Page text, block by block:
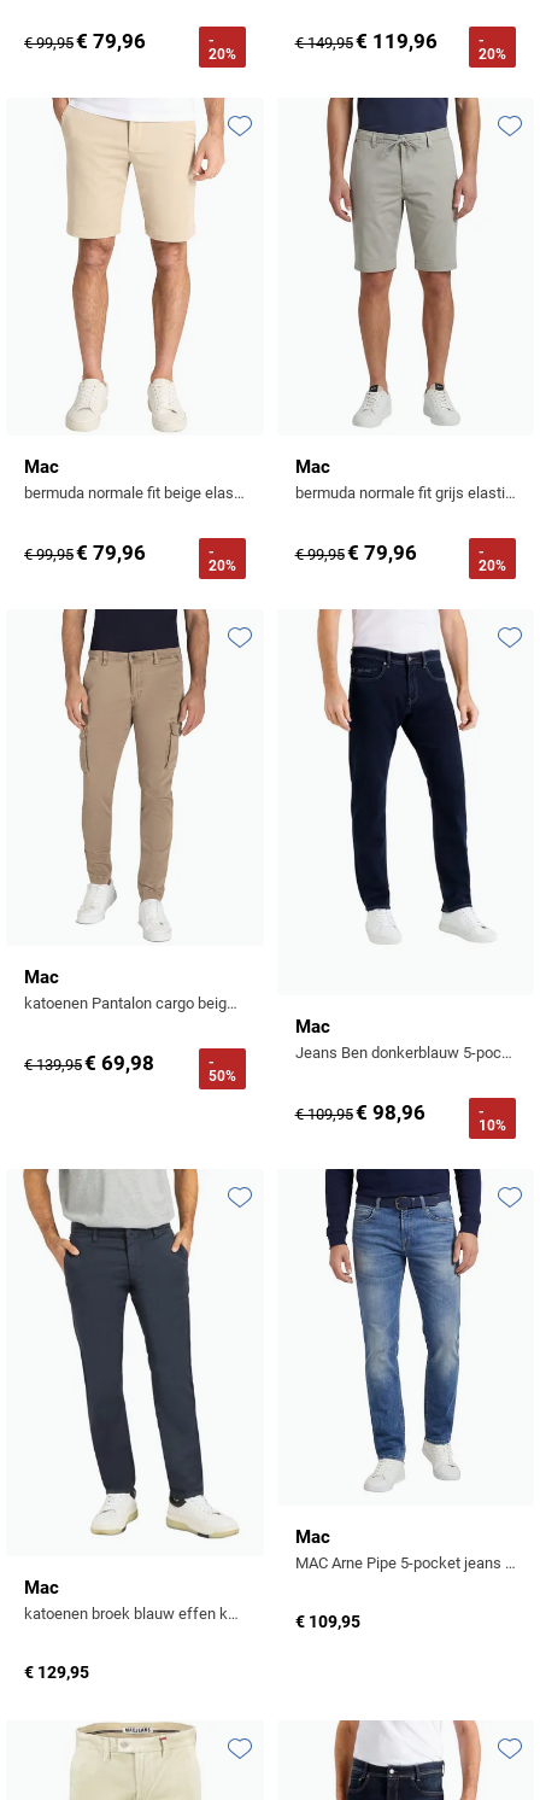
€ 99,95€ 79,96
-
20%
€ 149,95€ 119,96
-
20%
Mac
bermuda normale fit beige elastisch
€ 99,95€ 79,96
-
20%
Toevoegen aan favorieten
Mac
bermuda normale fit grijs elastisch
€ 99,95€ 79,96
-
20%
Mac
katoenen Pantalon cargo beige effen
€ 139,95€ 69,98
-
50%
Toevoegen aan favorieten
Mac
Jeans Ben donkerblauw 5-pocket
€ 109,95€ 98,96
-
10%
Mac
katoenen broek blauw effen katoen
€ 129,95
Toevoegen aan favorieten
Mac
MAC Arne Pipe 5-pocket jeans blauw denim
€ 109,95
Toevoegen aan favorieten